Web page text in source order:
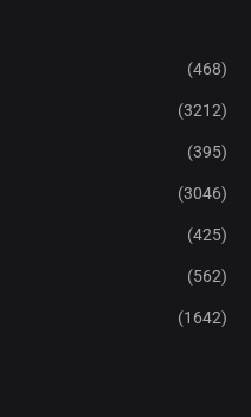
(468)
(3212)
(395)
(3046)
(425)
(562)
(1642)